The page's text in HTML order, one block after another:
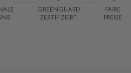
GREENGUARD
ZERTIFIZIERT
FAIRE
PREISE